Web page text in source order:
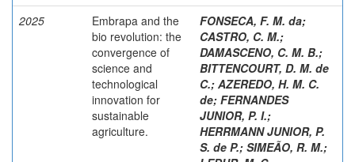
2025
Embrapa and the
bio revolution: the
convergence of
science and
technological
innovation for
sustainable
agriculture.
FONSECA, F. M. da;
CASTRO, C. M.;
DAMASCENO, C. M. B.;
BITTENCOURT, D. M. de
C.; AZEREDO, H. M. C.
de; FERNANDES
JUNIOR, P. I.;
HERRMANN JUNIOR, P.
S. de P.; SIMEÃO, R. M.;